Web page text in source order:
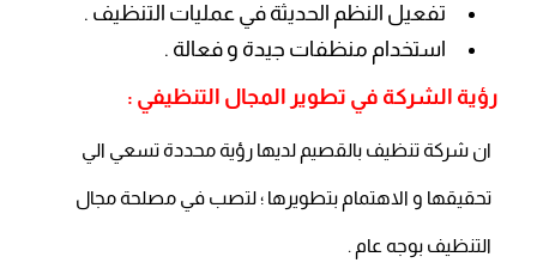
تفعيل النظم الحديثة في عمليات التنظيف .
استخدام منظفات جيدة و فعالة .
رؤية الشركة في تطوير المجال التنظيفي :
ان شركة تنظيف بالقصيم لديها رؤية محددة تسعي الي
تحقيقها و الاهتمام بتطويرها ؛ لتصب في مصلحة مجال
التنظيف بوجه عام .